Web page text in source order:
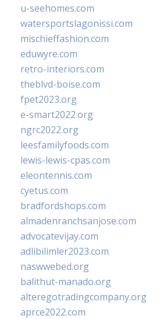
u-seehomes.com
watersportslagonissi.com
mischieffashion.com
eduwyre.com
retro-interiors.com
theblvd-boise.com
fpet2023.org
e-smart2022.org
ngrc2022.org
leesfamilyfoods.com
lewis-lewis-cpas.com
eleontennis.com
cyetus.com
bradfordshops.com
almadenranchsanjose.com
advocatevijay.com
adlibilimler2023.com
naswwebed.org
balithut-manado.org
alteregotradingcompany.org
aprce2022.com